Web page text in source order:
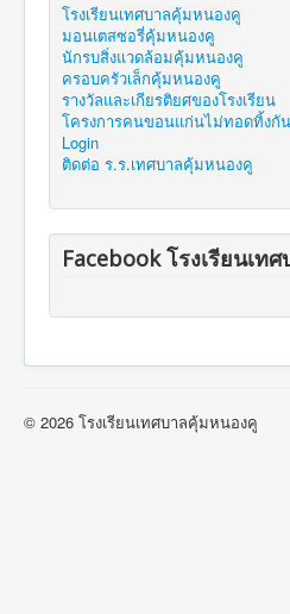
โรงเรียนเทศบาลคุ้มหนองคู
มอนเตสซอรี่คุ้มหนองคู
นักรบสิ่งแวดล้อมคุ้มหนองคู
ครอบครัวเล็กคุ้มหนองคู
รางวัลและเกียรติยศของโรงเรียน
โครงการคนขอนแก่นไม่ทอดทิ้งกัน
Login
ติดต่อ ร.ร.เทศบาลคุ้มหนองคู
Facebook โรงเรียนเท
© 2026 โรงเรียนเทศบาลคุ้มหนองคู